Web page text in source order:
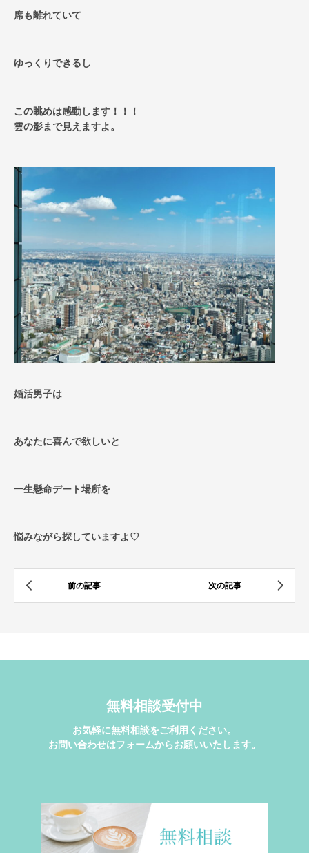
席も離れていて
ゆっくりできるし
この眺めは感動します！！！
雲の影まで見えますよ。
婚活男子は
あなたに喜んで欲しいと
一生懸命デート場所を
悩みながら探していますよ♡
無料相談受付中
お気軽に無料相談をご利用ください。
お問い合わせはフォームからお願いいたします。